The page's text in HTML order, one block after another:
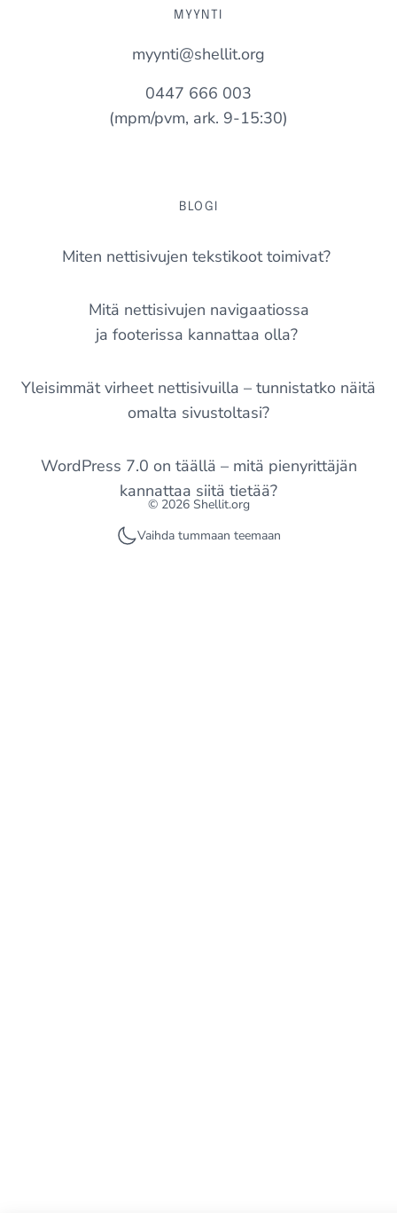
MYYNTI
myynti@shellit.org
0447 666 003
(mpm/pvm, ark. 9-15:30)
BLOGI
Miten nettisivujen tekstikoot toimivat?
Mitä nettisivujen navigaatiossa
ja footerissa kannattaa olla?
Yleisimmät virheet nettisivuilla – tunnistatko näitä
omalta sivustoltasi?
WordPress 7.0 on täällä – mitä pienyrittäjän
kannattaa siitä tietää?
© 2026 Shellit.org
Vaihda tummaan teemaan